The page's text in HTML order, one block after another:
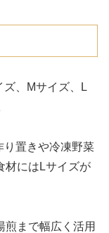
、Mサイズ、L
り置きや冷凍野菜
材にはLサイズが
煎まで幅広く活用